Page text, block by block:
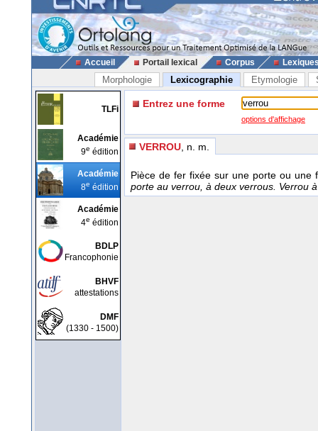
Accueil Portail lexical Corpus
Morphologie Lexicographie Etymologie
TLFi
Académie
9e édition
Académie
8e édition
Académie
4e édition
BDLP
Francophonie
BHVF
attestations
DMF
(1330 - 1500)
Entrez une forme
options d'affichage
VERROU , n. m.
Pièce de fer fixée sur une porte ou
porte au verrou, à deux verrous. Verrou